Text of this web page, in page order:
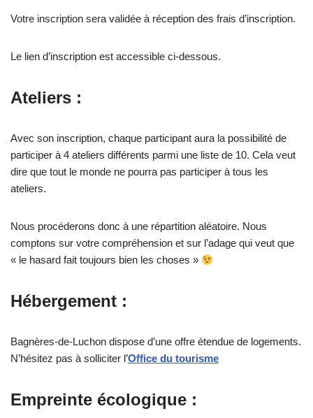
Votre inscription sera validée à réception des frais d’inscription.
Le lien d’inscription est accessible ci-dessous.
Ateliers :
Avec son inscription, chaque participant aura la possibilité de
participer à 4 ateliers différents parmi une liste de 10. Cela veut
dire que tout le monde ne pourra pas participer à tous les
ateliers.
Nous procéderons donc à une répartition aléatoire. Nous
comptons sur votre compréhension et sur l’adage qui veut que
« le hasard fait toujours bien les choses »
Hébergement :
Bagnères-de-Luchon dispose d’une offre étendue de logements.
N’hésitez pas à solliciter l’Office du tourisme
Empreinte écologique :